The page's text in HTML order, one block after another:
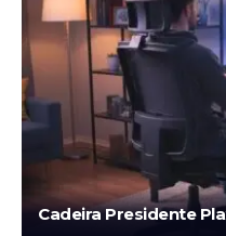
Cadeira Presidente